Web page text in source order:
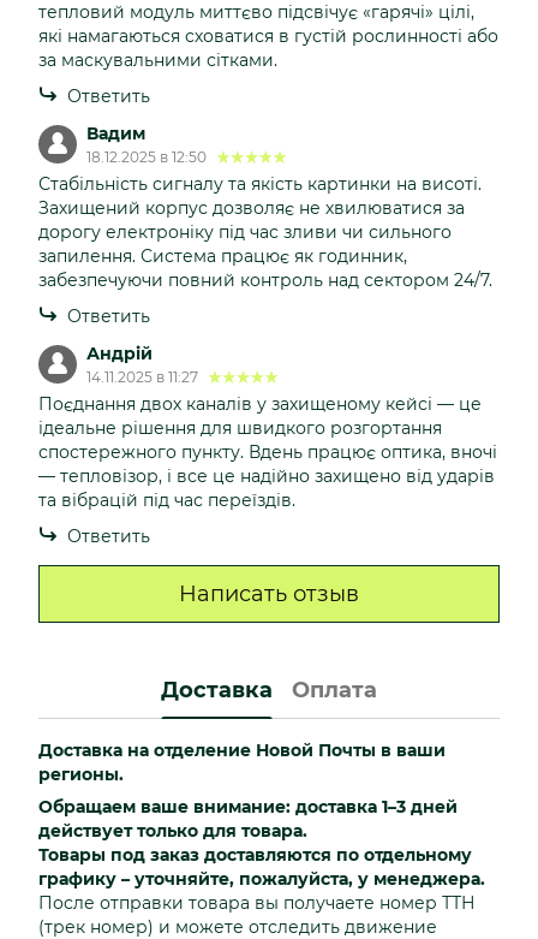
тепловий модуль миттєво підсвічує «гарячі» цілі,
які намагаються сховатися в густій рослинності або
за маскувальними сітками.
Ответить
Вадим
18.12.2025 в 12:50
Стабільність сигналу та якість картинки на висоті.
Захищений корпус дозволяє не хвилюватися за
дорогу електроніку під час зливи чи сильного
запилення. Система працює як годинник,
забезпечуючи повний контроль над сектором 24/7.
Ответить
Андрій
14.11.2025 в 11:27
Поєднання двох каналів у захищеному кейсі — це
ідеальне рішення для швидкого розгортання
спостережного пункту. Вдень працює оптика, вночі
— тепловізор, і все це надійно захищено від ударів
та вібрацій під час переїздів.
Ответить
Написать отзыв
Доставка Оплата
Доставка на отделение Новой Почты в ваши
регионы.
Обращаем ваше внимание: доставка 1–3 дней
действует только для товара.
Товары под заказ доставляются по отдельному
графику – уточняйте, пожалуйста, у менеджера.
После отправки товара вы получаете номер ТТН
(трек номер) и можете отследить движение